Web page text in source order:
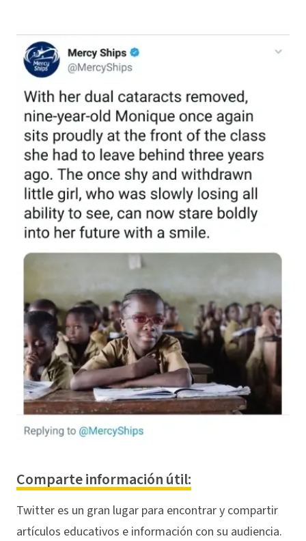
Comparte información útil:
Twitter es un gran lugar para encontrar y compartir
artículos educativos e información con su audiencia.